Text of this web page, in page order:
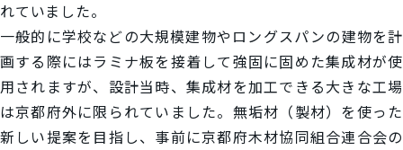
れていました。
一般的に学校などの大規模建物やロングスパンの建物を計
画する際にはラミナ板を接着して強固に固めた集成材が使
用されますが、設計当時、集成材を加工できる大きな工場
は京都府外に限られていました。無垢材（製材）を使った
新しい提案を目指し、事前に京都府木材協同組合連合会の